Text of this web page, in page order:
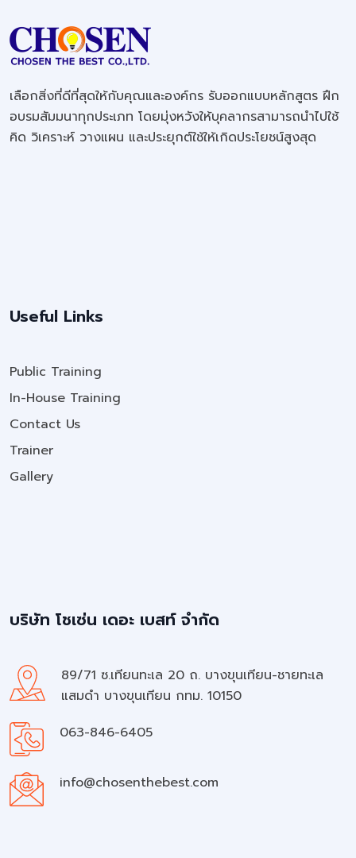
เลือกสิ่งที่ดีที่สุดให้กับคุณและองค์กร รับออกแบบหลักสูตร ฝึก
อบรมสัมมนาทุกประเภท โดยมุ่งหวังให้บุคลากรสามารถนำไปใช้
คิด วิเคราะห์ วางแผน และประยุกต์ใช้ให้เกิดประโยชน์สูงสุด
Useful Links
Public Training
In-House Training
Contact Us
Trainer
Gallery
บริษัท โชเซ่น เดอะ เบสท์ จำกัด
89/71 ซ.เทียนทะเล 20 ถ. บางขุนเทียน-ชายทะเล
แสมดำ บางขุนเทียน กทม. 10150
063-846-6405
info@chosenthebest.com